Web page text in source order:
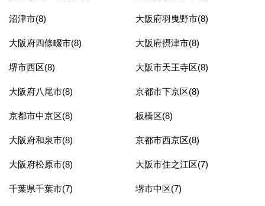
沼津市(8) 大阪府羽曳野市(8)
大阪府四條畷市(8) 大阪府摂津市(8)
堺市西区(8) 大阪市天王寺区(8)
大阪府八尾市(8) 京都市下京区(8)
京都市中京区(8) 板橋区(8)
大阪府和泉市(8) 京都市西京区(8)
大阪府松原市(8) 大阪市住之江区(7)
千葉県千葉市(7) 堺市中区(7)